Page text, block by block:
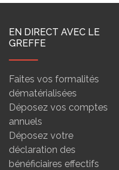
EN DIRECT AVEC LE
GREFFE
Faites vos formalités
dématérialisées
Déposez vos comptes
annuels
Déposez votre
déclaration des
bénéficiaires effectifs